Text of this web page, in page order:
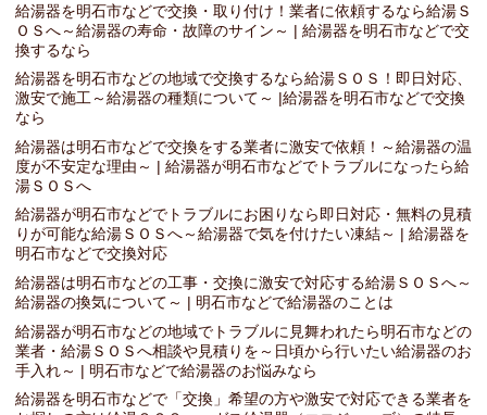
給湯器を明石市などで交換・取り付け！業者に依頼するなら給湯Ｓ
ＯＳへ～給湯器の寿命・故障のサイン～ | 給湯器を明石市などで交
換するなら
給湯器を明石市などの地域で交換するなら給湯ＳＯＳ！即日対応、
激安で施工～給湯器の種類について～ |給湯器を明石市などで交換
なら
給湯器は明石市などで交換をする業者に激安で依頼！～給湯器の温
度が不安定な理由～ | 給湯器が明石市などでトラブルになったら給
湯ＳＯＳへ
給湯器が明石市などでトラブルにお困りなら即日対応・無料の見積
りが可能な給湯ＳＯＳへ～給湯器で気を付けたい凍結～ | 給湯器を
明石市などで交換対応
給湯器は明石市などの工事・交換に激安で対応する給湯ＳＯＳへ～
給湯器の換気について～ | 明石市などで給湯器のことは
給湯器が明石市などの地域でトラブルに見舞われたら明石市などの
業者・給湯ＳＯＳへ相談や見積りを～日頃から行いたい給湯器のお
手入れ～ | 明石市などで給湯器のお悩みなら
給湯器を明石市などで「交換」希望の方や激安で対応できる業者を